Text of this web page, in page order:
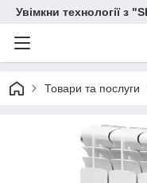
Увімкни технології з
Товари та послуги